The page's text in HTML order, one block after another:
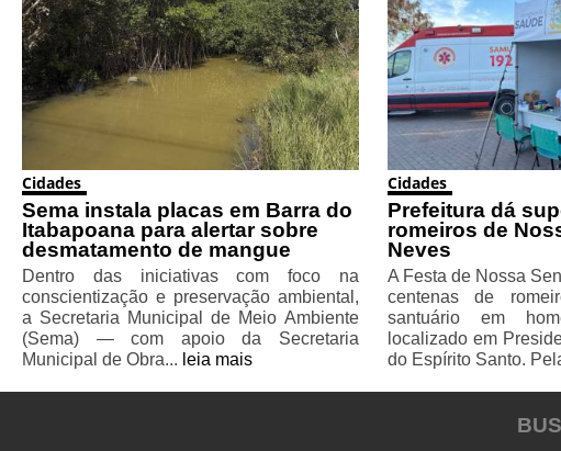
Cidades
Sema instala placas em Barra do
Itabapoana para alertar sobre
desmatamento de mangue
Dentro das iniciativas com foco na
conscientização e preservação ambiental,
a Secretaria Municipal de Meio Ambiente
(Sema) — com apoio da Secretaria
Municipal de Obra... leia mais
Cidades
Prefeitura dá
romeiros de
Neves
A Festa de Nossa
centenas de
santuário em
localizado em
do Espírito Santo.